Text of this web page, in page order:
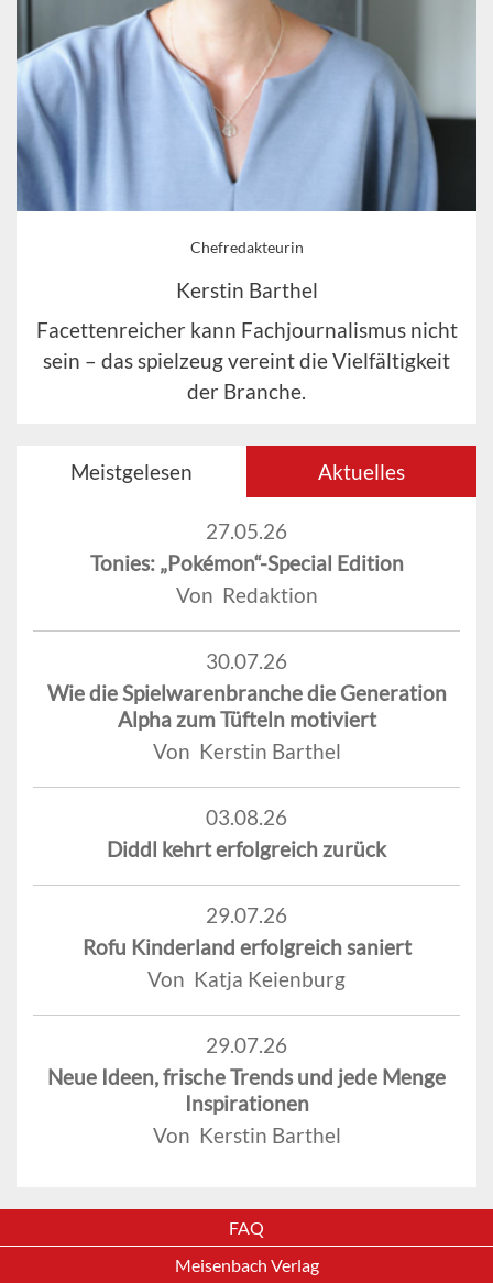
Chefredakteurin
Kerstin Barthel
Facettenreicher kann Fachjournalismus nicht
sein – das spielzeug vereint die Vielfältigkeit
der Branche.
Meistgelesen Aktuelles
27.05.26
Tonies: „Pokémon“-Special Edition
Von Redaktion
30.07.26
Wie die Spielwarenbranche die Generation
Alpha zum Tüfteln motiviert
Von Kerstin Barthel
03.08.26
Diddl kehrt erfolgreich zurück
29.07.26
Rofu Kinderland erfolgreich saniert
Von Katja Keienburg
29.07.26
Neue Ideen, frische Trends und jede Menge
Inspirationen
Von Kerstin Barthel
FAQ
Meisenbach Verlag